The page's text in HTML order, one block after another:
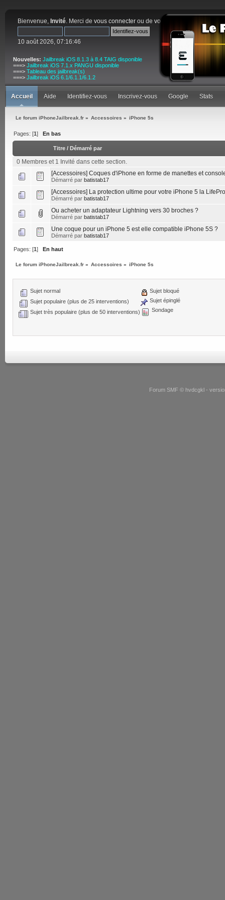
Bienvenue, Invité. Merci de vous connecter ou de vous inscrire
10 août 2026, 07:16:46
Nouvelles: Jailbreak iOS 8.1.3 à 8.4 TAIG disponible
===> Jailbreak iOS 7.1.x PANGU disponible
===> Tableau des jailbreak(s)
===> Jailbreak iOS 6.1/6.1.1/6.1.2
Accueil Aide Identifiez-vous Inscrivez-vous Google Stats
Le forum iPhoneJailbreak.fr » Accessoires » iPhone 5s
Pages: [1] En bas
Titre/ Démarré par
0 Membres et 1 Invité dans cette section.
[Accessoires] Coques d'iPhone en forme de manettes et
Démarré par batistab17
[Accessoires] La protection ultime pour votre iPhone 5 la
Démarré par batistab17
Ou acheter un adaptateur Lightning vers 30 broches ?
Démarré par batistab17
Une coque pour un iPhone 5 est elle compatible iPhone 5S ?
Démarré par batistab17
Pages: [1]En haut
Le forum iPhoneJailbreak.fr » Accessoires » iPhone 5s
Sujet normal
Sujet populaire (plus de 25 interventions)
Sujet très populaire (plus de 50 interventions)
Sujet bloqué
Sujet épinglé
Sondage
Forum SMF © hvdcgkl -